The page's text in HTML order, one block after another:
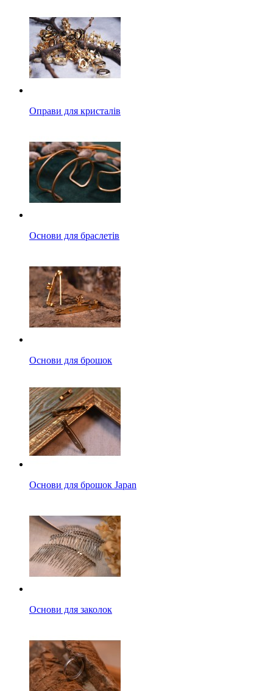
Оправи для кристалів
Основи для браслетів
Основи для брошок
Основи для брошок Japan
Основи для заколок